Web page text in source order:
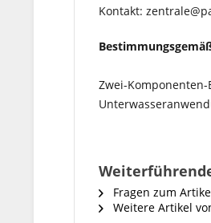
Kontakt:
Zwei-
Fragen zum
Weitere Artikel